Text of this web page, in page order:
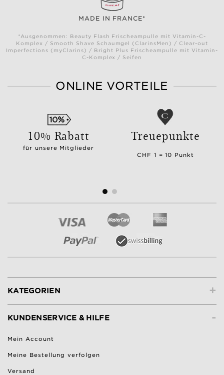
MADE IN FRANCE*
*Ausgenommen: Beauty Flash Frischeampulle mit Vitamin-C-
Komplex / Smooth Shave Schaumgel (ClarinsMen) / Clear-out
Imperfections (myClarins) / Bright Plus Frischeampulle mit Vitamin-
C-Komplex / Seifen
ONLINE VORTEILE
10% Rabatt
für unsere Mitglieder
Treuepunkte
CHF 1 = 10 Punkt
+
KATEGORIEN
-
KUNDENSERVICE & HILFE
Mein Account
Meine Bestellung verfolgen
Versand